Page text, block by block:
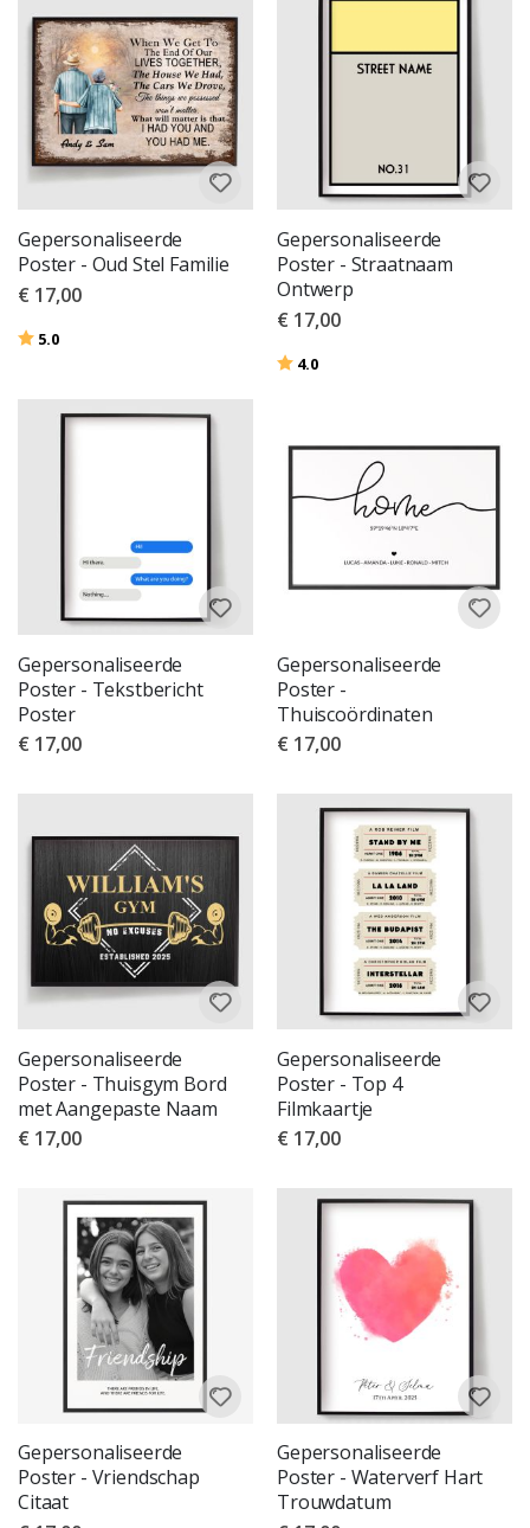
Gepersonaliseerde
Poster - Oud Stel Familie
€ 17,00
Beoordeling:
5.0
Gepersonaliseerde
Poster - Straatnaam
Ontwerp
€ 17,00
Beoordeling:
4.0
Gepersonaliseerde
Poster - Tekstbericht
Poster
€ 17,00
Gepersonaliseerde
Poster -
Thuiscoördinaten
€ 17,00
Gepersonaliseerde
Poster - Thuisgym Bord
met Aangepaste Naam
€ 17,00
Gepersonaliseerde
Poster - Top 4
Filmkaartje
€ 17,00
Gepersonaliseerde
Poster - Vriendschap
Citaat
Gepersonaliseerde
Poster - Waterverf Hart
Trouwdatum